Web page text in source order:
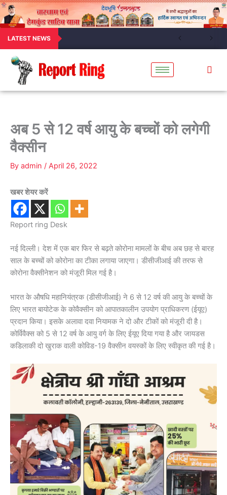
LATEST NEWS
अब 5 से 12 वर्ष आयु के बच्चों को लगेगी
वैक्सीन
By admin / April 26, 2022
खबर शेयर करें
Report ring Desk
नई दिल्ली। देश में एक बार फिर से बढ़ते कोरोना मामलों के बीच अब छह से बारह
साल के बच्चों को कोरोना का टीका लगाया जाएगा। डीसीजीआई की तरफ से
कोरोना वैक्सीनेशन को मंजूरी मिल गई है।
भारत के औषधि महानियंत्रक (डीसीजीआई) ने 6 से 12 वर्ष की आयु के बच्चों के
लिए भारत बायोटेक के कोवैक्सीन को आपातकालीन उपयोग प्राधिकरण (ईयूए)
प्रदान किया। इसके अलावा दवा नियामक ने दो और टीकों को मंजूरी दी है।
कोर्विवैक्स को 5 से 12 वर्ष के आयु वर्ग के लिए ईयूए दिया गया है और जायडस
कडिलाकी दो खुराक वाली कोविड-19 वैक्सीन वयस्कों के लिए स्वीकृत की गई है।